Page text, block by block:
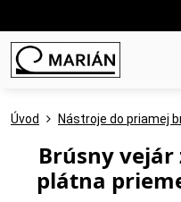
Úvod Nástroje do priamej
Brúsny
plátna